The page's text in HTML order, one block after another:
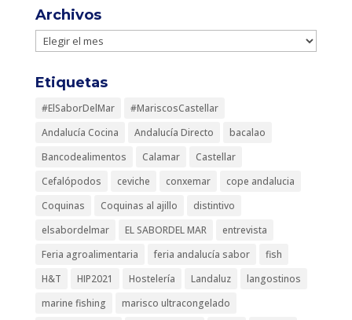
Archivos
Archivos
Etiquetas
#ElSaborDelMar
#MariscosCastellar
Andalucía Cocina
Andalucía Directo
bacalao
Bancodealimentos
Calamar
Castellar
Cefalópodos
ceviche conxemar
cope andalucia
Coquinas
Coquinas al ajillo
distintivo
elsabordelmar
EL SABORDEL MAR
entrevista
Feria agroalimentaria
feria andalucía sabor
fish
H&T
HIP2021 Hostelería Landaluz
langostinos
marine fishing
marisco ultracongelado